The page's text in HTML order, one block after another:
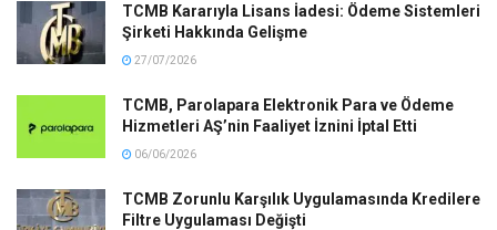
TCMB Kararıyla Lisans İadesi: Ödeme Sistemleri
Şirketi Hakkında Gelişme
27/07/2026
TCMB, Parolapara Elektronik Para ve Ödeme
Hizmetleri AŞ’nin Faaliyet İznini İptal Etti
06/06/2026
TCMB Zorunlu Karşılık Uygulamasında Kredilere
Filtre Uygulaması Değişti